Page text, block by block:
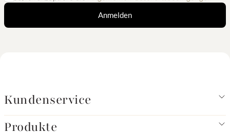
Anmelden
Kundenservice
Produkte